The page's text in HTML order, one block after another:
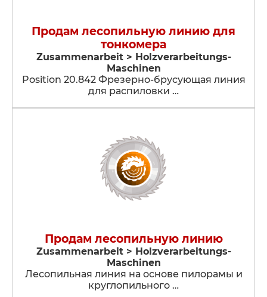
Продам лесопильную линию для
тонкомера
Zusammenarbeit > Holzverarbeitungs-
Maschinen
Position 20.842 Фрезерно-брусующая линия
для распиловки …
Продам лесопильную линию
Zusammenarbeit > Holzverarbeitungs-
Maschinen
Лесопильная линия на основе пилорамы и
круглопильного …